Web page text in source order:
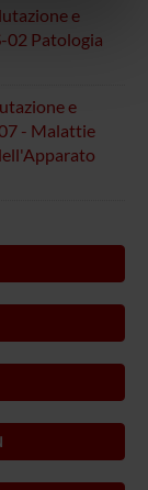
sito con i
dati web,
combinarle
e
02 Patologia
e
- Malattie